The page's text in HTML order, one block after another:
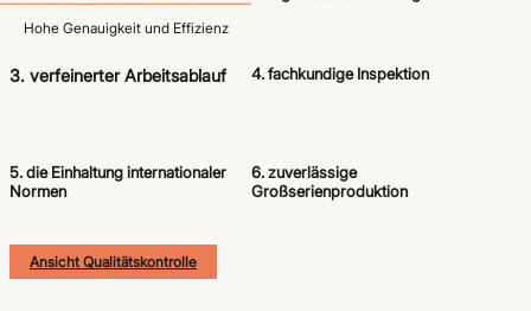
Hohe Genauigkeit und Effizienz
3. verfeinerter Arbeitsablauf 4. fachkundige Inspektion
5. die Einhaltung internationaler
Normen
6. zuverlässige
Großserienproduktion
Ansicht Qualitätskontrolle